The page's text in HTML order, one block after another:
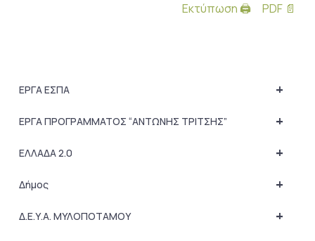
Εκτύπωση 🖨 PDF 📄
+
ΕΡΓΑ ΕΣΠΑ
+
ΕΡΓΑ ΠΡΟΓΡΑΜΜΑΤΟΣ “ΑΝΤΩΝΗΣ ΤΡΙΤΣΗΣ”
+
ΕΛΛΑΔΑ 2.0
+
Δήμος
+
Δ.Ε.Υ.Α. ΜΥΛΟΠΟΤΑΜΟΥ